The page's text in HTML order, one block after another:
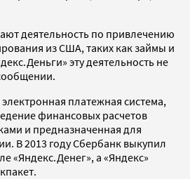
деятельность по привлечению
из США, таких как займы и
эту деятельность не
платежная система,
финансовых расчетов
и предназначенная для
В 2013 году Сбербанк выкупил
«Яндекс.Денег», а «Яндекс»